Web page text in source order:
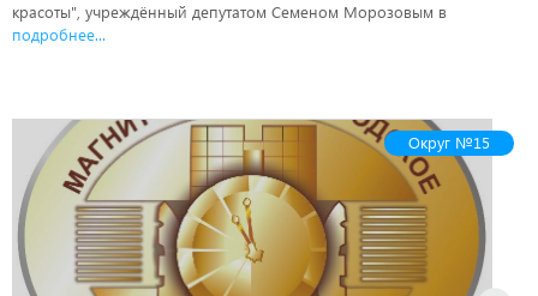
красоты", учреждённый депутатом Семеном Морозовым в
подробнее...
Округ №15